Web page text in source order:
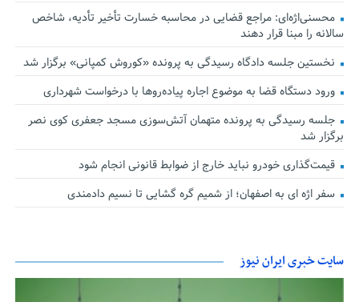
محسنی‌اژه‌ای: مراجع قضایی در محاسبه خسارت تأخیر تأدیه، شاخص
سالانه را مبنا قرار دهند
نخستین جلسه دادگاه رسیدگی به پرونده «کوروش کمپانی» برگزار شد
ورود دستگاه قضا به موضوع اجاره پیاده‌روها با درخواست شهرداری
جلسه رسیدگی به پرونده متهمان آتش‌سوزی مسجد جعفری کوی نصر
برگزار شد
قیمت‌گذاری خودرو نباید خارج از ضوابط قانونی انجام شود
سفر اژه ای به اصفهان؛ از شمیم گره گشایی تا نسیم دادمندی
سایت خبری ایران نیوز